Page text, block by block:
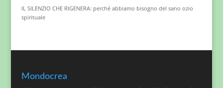
IL SILENZIO CHE RIGENERA: perché abbiamo bisogno del sano ozio
spirituale
Mondocrea